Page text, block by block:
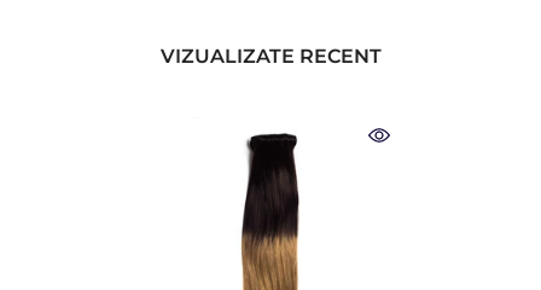
VIZUALIZATE RECENT